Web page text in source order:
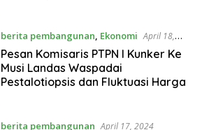
berita pembangunan, Ekonomi April 18,
2024
Pesan Komisaris PTPN I Kunker Ke
Musi Landas Waspadai
Pestalotiopsis dan Fluktuasi Harga
berita pembangunan April 17, 2024